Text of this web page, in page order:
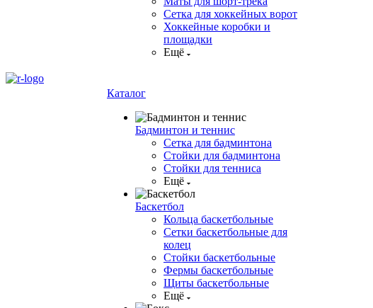
Сетка для хоккейных ворот
Хоккейные коробки и
площадки
Ещё
Каталог
Бадминтон и теннис
Сетка для бадминтона
Стойки для бадминтона
Стойки для тенниса
Ещё
Баскетбол
Кольца баскетбольные
Сетки баскетбольные для
колец
Стойки баскетбольные
Фермы баскетбольные
Щиты баскетбольные
Ещё